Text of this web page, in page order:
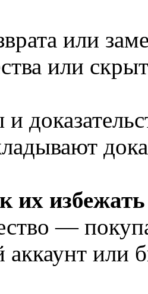
или
или
их избежать
—
или